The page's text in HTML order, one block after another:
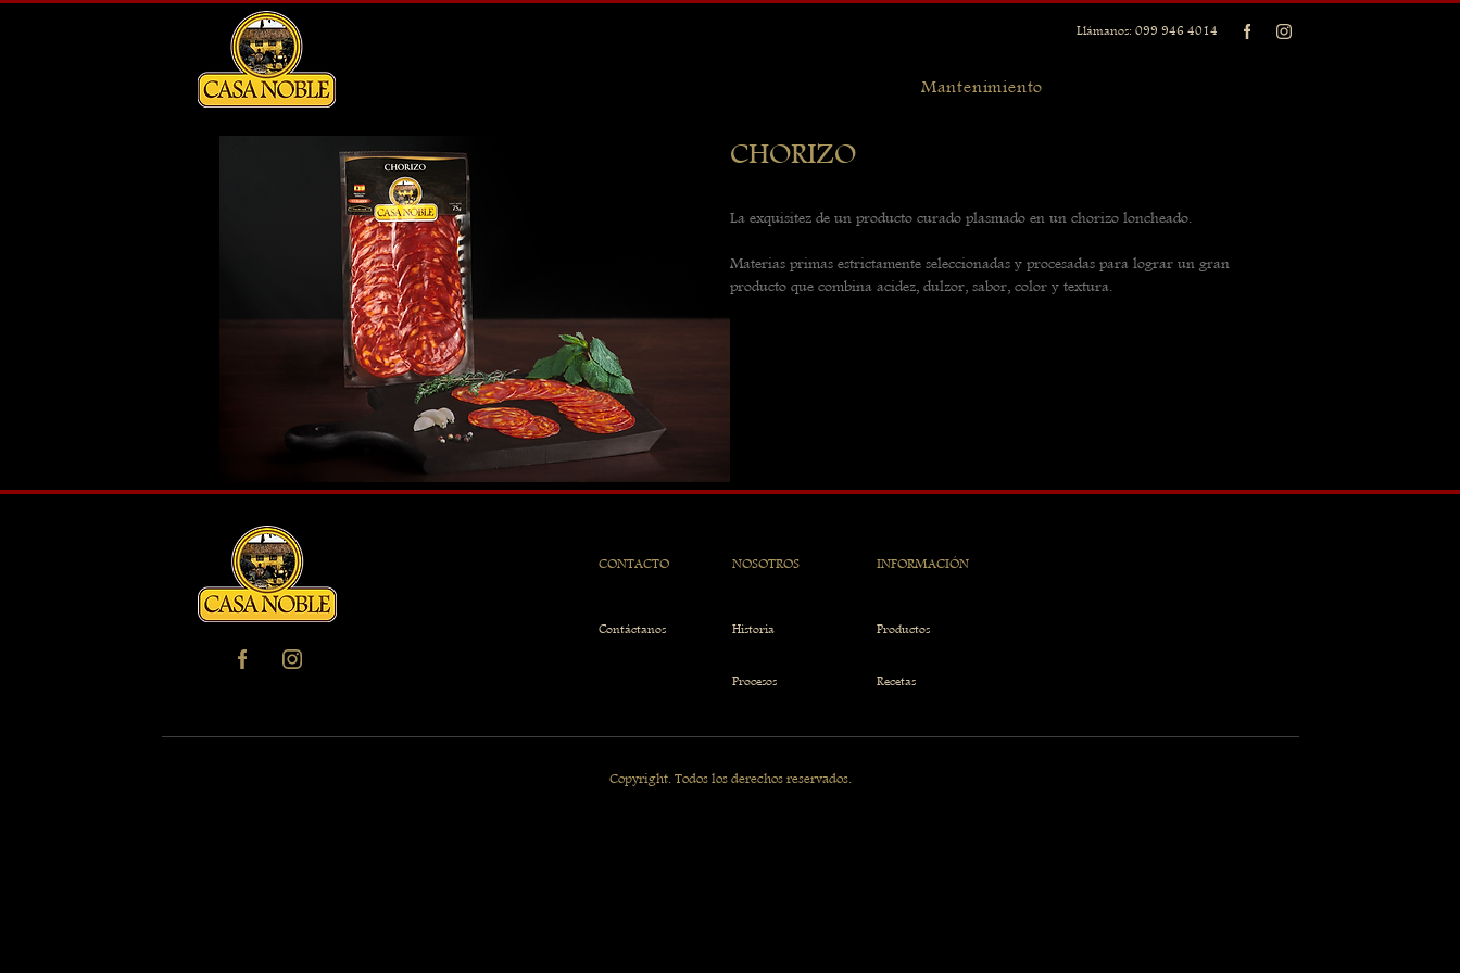
Llámanos: 099 946 4014
Mantenimiento
CHORIZO
La exquisitez de un producto curado plasmado en un chorizo loncheado.
Materias primas estrictamente seleccionadas y procesadas para lograr un gran
producto que combina acidez, dulzor, sabor, color y textura.
CONTACTO
Contáctanos
NOSOTROS
Historia
Procesos
INFORMACIÓN
Productos
Recetas
Copyright. Todos los derechos reservados.